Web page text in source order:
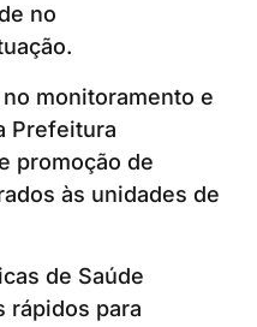
no
monitoramento e
Prefeitura
promoção de
às unidades de
de Saúde
rápidos para